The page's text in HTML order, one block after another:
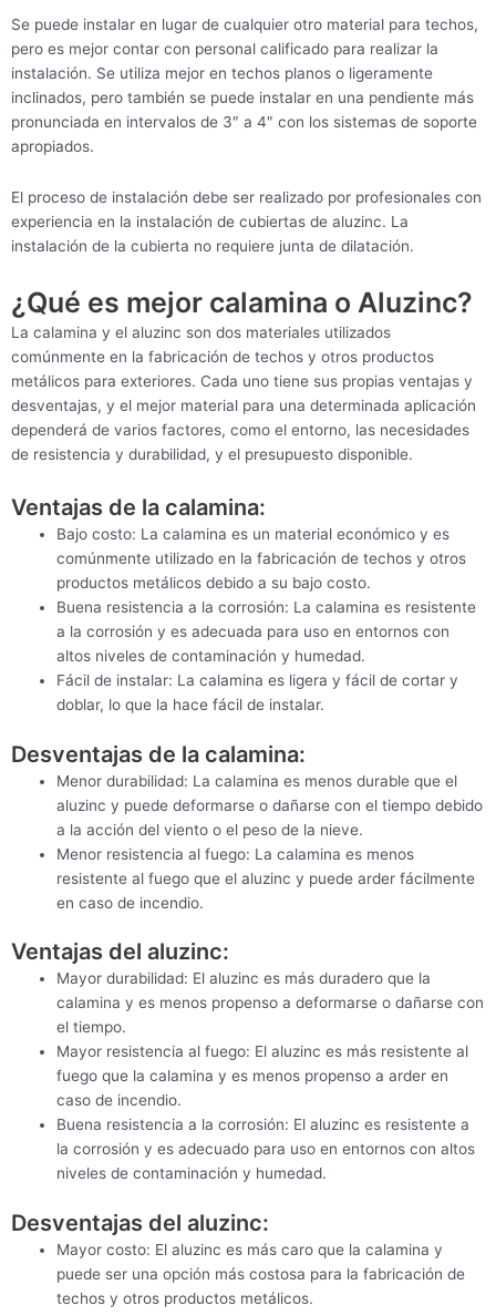
Se puede instalar en lugar de cualquier otro material para techos,
pero es mejor contar con personal calificado para realizar la
instalación. Se utiliza mejor en techos planos o ligeramente
inclinados, pero también se puede instalar en una pendiente más
pronunciada en intervalos de 3″ a 4″ con los sistemas de soporte
apropiados.
El proceso de instalación debe ser realizado por profesionales con
experiencia en la instalación de cubiertas de aluzinc. La
instalación de la cubierta no requiere junta de dilatación.
¿Qué es mejor calamina o Aluzinc?
La calamina y el aluzinc son dos materiales utilizados
comúnmente en la fabricación de techos y otros productos
metálicos para exteriores. Cada uno tiene sus propias ventajas y
desventajas, y el mejor material para una determinada aplicación
dependerá de varios factores, como el entorno, las necesidades
de resistencia y durabilidad, y el presupuesto disponible.
Ventajas de la calamina:
Bajo costo: La calamina es un material económico y es
comúnmente utilizado en la fabricación de techos y otros
productos metálicos debido a su bajo costo.
Buena resistencia a la corrosión: La calamina es resistente
a la corrosión y es adecuada para uso en entornos con
altos niveles de contaminación y humedad.
Fácil de instalar: La calamina es ligera y fácil de cortar y
doblar, lo que la hace fácil de instalar.
Desventajas de la calamina:
Menor durabilidad: La calamina es menos durable que el
aluzinc y puede deformarse o dañarse con el tiempo debido
a la acción del viento o el peso de la nieve.
Menor resistencia al fuego: La calamina es menos
resistente al fuego que el aluzinc y puede arder fácilmente
en caso de incendio.
Ventajas del aluzinc:
Mayor durabilidad: El aluzinc es más duradero que la
calamina y es menos propenso a deformarse o dañarse con
el tiempo.
Mayor resistencia al fuego: El aluzinc es más resistente al
fuego que la calamina y es menos propenso a arder en
caso de incendio.
Buena resistencia a la corrosión: El aluzinc es resistente a
la corrosión y es adecuado para uso en entornos con altos
niveles de contaminación y humedad.
Desventajas del aluzinc:
Mayor costo: El aluzinc es más caro que la calamina y
puede ser una opción más costosa para la fabricación de
techos y otros productos metálicos.